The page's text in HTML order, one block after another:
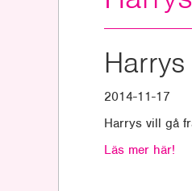
2014-11-17
Harrys vill gå
Läs mer här!